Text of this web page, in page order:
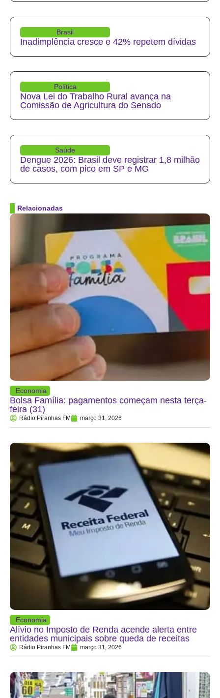
Brasil
Inadimplência cresce e 42% repetem dívidas
Política
Nova Lei do Trabalho Rural avança na
Comissão de Agricultura do Senado
Saúde
Dengue 2026: Brasil deve registrar 1,8 milhão
de casos, com pico em SP e MG
Relacionadas
Economia
Bolsa Família: pagamentos começam nesta terça-
feira (31)
Rádio Piranhas FM março 31, 2026
Economia
Alívio no Imposto de Renda acende alerta entre
entidades municipais sobre queda de receitas
Rádio Piranhas FM março 31, 2026